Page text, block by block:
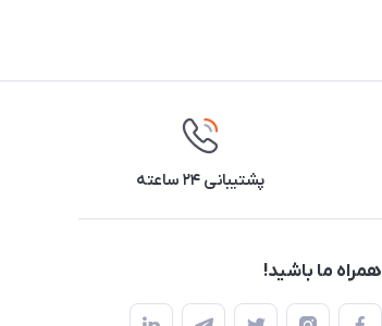
پشتیبانی ۲۴ ساعته
همراه ما باشید!